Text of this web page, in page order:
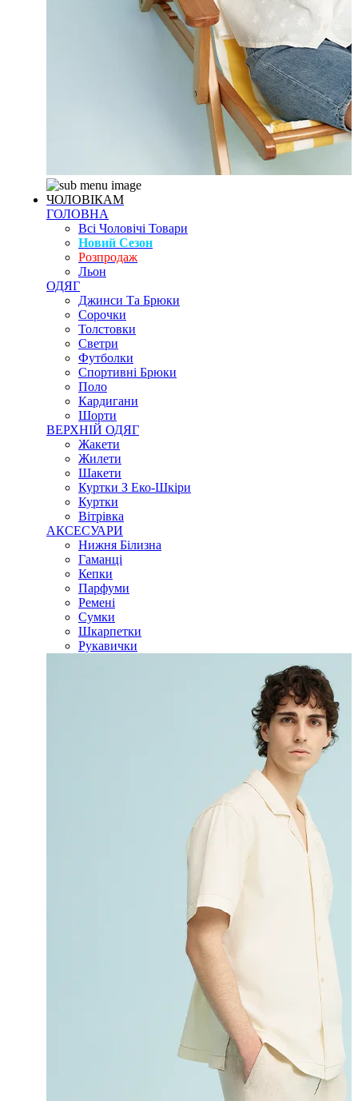
ЧОЛОВІКАМ
ГОЛОВНА
Всі Чоловічі Товари
Новий Сезон
Розпродаж
Льон
ОДЯГ
Джинси Та Брюки
Сорочки
Толстовки
Светри
Футболки
Спортивні Брюки
Поло
Кардигани
Шорти
ВЕРХНІЙ ОДЯГ
Жакети
Жилети
Шакети
Куртки З Еко-Шкіри
Куртки
Вітрівка
АКСЕСУАРИ
Нижня Білизна
Гаманці
Кепки
Парфуми
Ремені
Сумки
Шкарпетки
Рукавички